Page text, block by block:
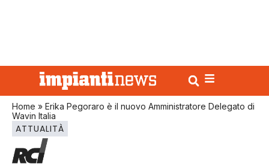
Home » Erika Pegoraro è il nuovo Amministratore Delegato di
Wavin Italia
ATTUALITÀ